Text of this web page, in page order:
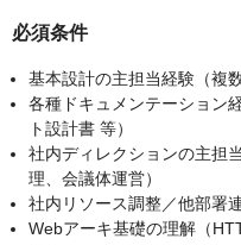
必須条件
基本設計の主担当経験（複数
各種ドキュメンテーション
ト設計書 等）
社内ディレクションの主担
理、会議体運営）
社内リソース調整／他部署
Webアーキ基礎の理解（